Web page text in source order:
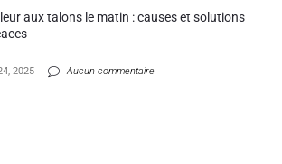
aux talons le matin : causes et solutions
2025 Aucun commentaire